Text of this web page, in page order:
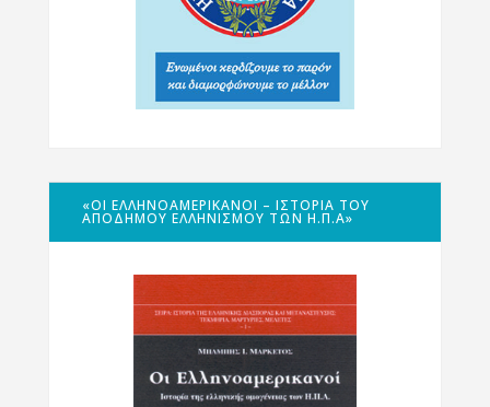
«ΟΙ ΕΛΛΗΝΟΑΜΕΡΙΚΑΝΟΊ – ΙΣΤΟΡΊΑ ΤΟΥ
ΑΠΌΔΗΜΟΥ ΕΛΛΗΝΙΣΜΟΎ ΤΩΝ Η.Π.Α»